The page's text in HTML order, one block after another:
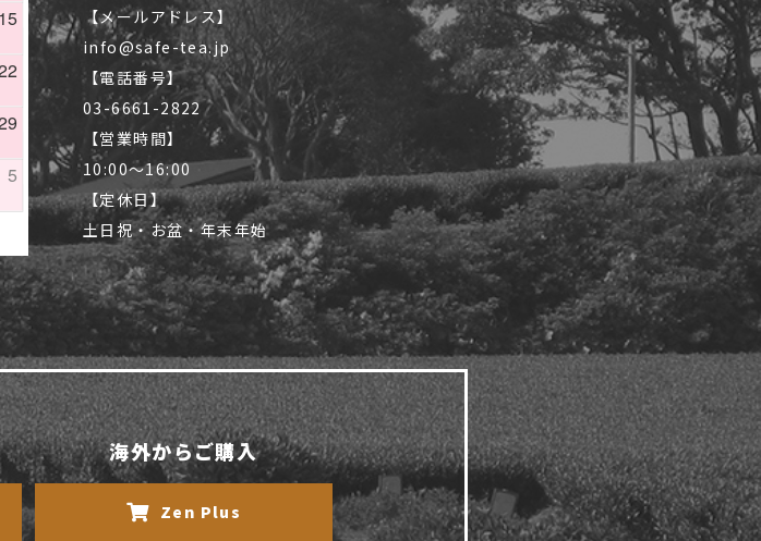
【メールアドレス】
info@safe-tea.jp
【電話番号】
03-6661-2822
【営業時間】
10:00〜16:00
【定休日】
土日祝・お盆・年末年始
海外からご購入
Zen Plus